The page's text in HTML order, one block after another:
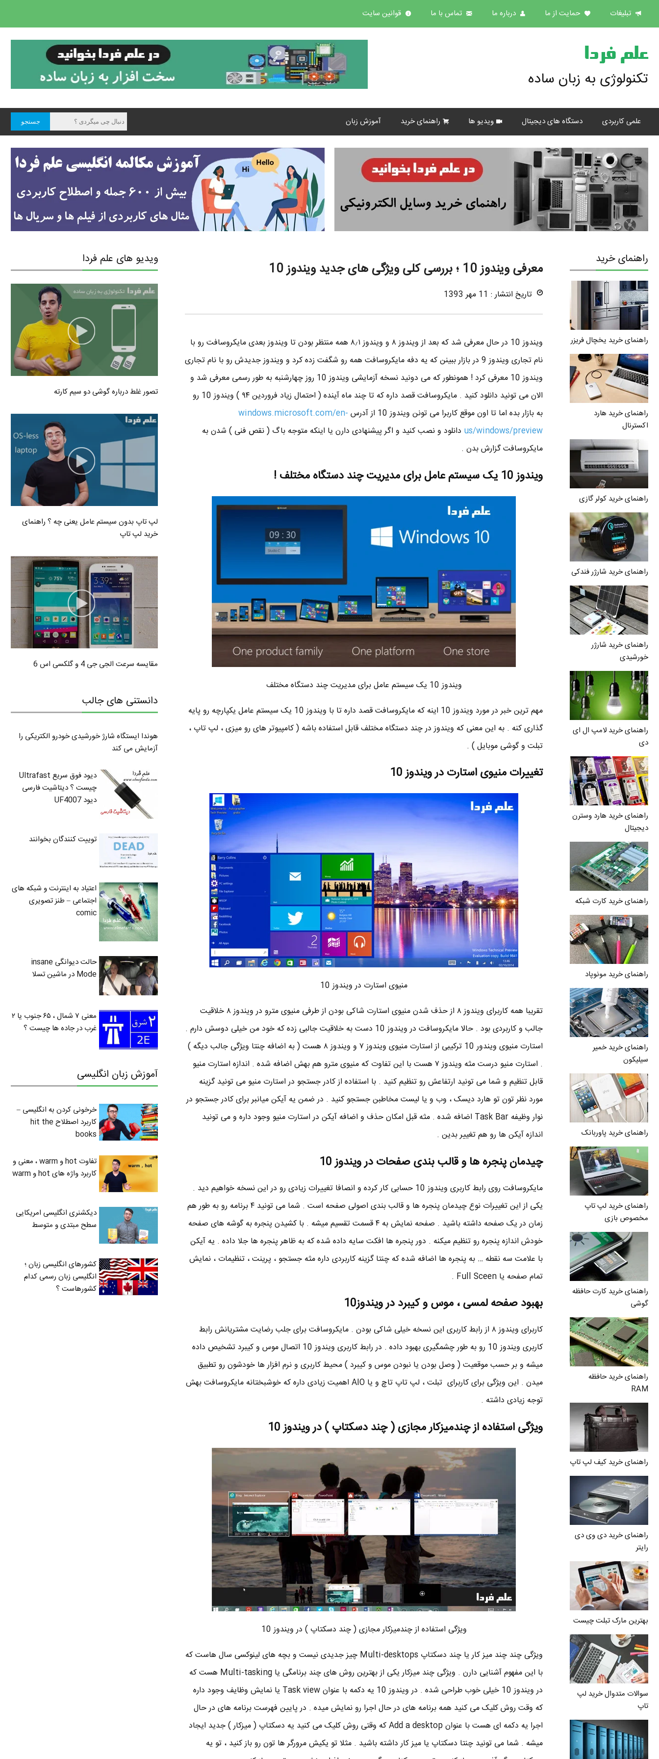
تبلیغات حمایت از ما درباره ما تماس با ما قوانین سایت
علم فردا
تکنولوژی به زبان ساده
علمی کاربردی دستگاه های دیجیتال ویدیو ها راهنمای خرید آموزش زبان
راهنمای خرید
راهنمای خرید یخچال فریزر
راهنمای خرید هارد
اکسترنال
راهنمای خرید کولر گازی
راهنمای خرید شارژر فندکی
راهنمای خرید شارژر
خورشیدی
راهنمای خرید لامپ ال ای
دی
راهنمای خرید هارد وسترن
دیجیتال
راهنمای خرید کارت شبکه
راهنمای خرید مونوپاد
راهنمای خرید خمیر
سیلیکون
راهنمای خرید پاوربانک
راهنمای خرید لپ تاپ
مخصوص بازی
راهنمای خرید کارت حافظه
گوشی
راهنمای خرید حافظه
RAM
راهنمای خرید کیف لپ تاپ
راهنمای خرید دی وی دی
رایتر
بهترین مارک تبلت چیست
سوالات متدوال خرید لپ
تاپ
معرفی ویندوز 10 ؛ بررسی کلی ویژگی های جدید ویندوز 10
تاریخ انتشار : 11 مهر 1393
ویندوز 10 در حال معرفی شد که بعد از ویندوز ۸ و ویندوز ۸٫۱ همه منتظر بودن تا ویندوز بعدی مایکروسافت رو با
نام تجاری ویندوز 9 در بازار ببینن که یه دفه مایکروسافت همه رو شگفت زده کرد و ویندوز جدیدش رو با نام تجاری
ویندوز 10 معرفی کرد ! همونطور که می دونید نسخه آزمایشی ویندوز 10 روز چهارشنبه به طور رسمی معرفی شد و
الان می تونید دانلود کنید . مایکروسافت قصد داره که تا چند ماه آینده ( احتمال زیاد فروردین ۹۴ ) ویندوز 10 رو
به بازار بده اما تا اون موقع کاربرا می تونن ویندوز 10 از آدرس
windows.microsoft.com/en-
us/windows/preview دانلود و نصب کنید و اگر پیشنهادی دارن یا اینکه متوجه باگ ( نقص فنی ) شدن به
مایکروسافت گزارش بدن .
ویندوز 10 یک سیستم عامل برای مدیریت چند دستگاه مختلف !
ویندوز 10 یک سیستم عامل برای مدیریت چند دستگاه مختلف
مهم ترین خبر در مورد ویندوز 10 اینه که مایکروسافت قصد داره تا با ویندوز 10 یک سیستم عامل یکپارچه رو پایه
گذاری کنه . به این معنی که ویندوز در چند دستگاه مختلف قابل استفاده باشه ( کامپیوتر های رو میزی ، لپ تاپ ،
تبلت و گوشی موبایل ) .
تغییرات منیوی استارت در ویندوز 10
منیوی استارت در ویندوز 10
تقریبا همه کاربرای ویندوز ۸ از حذف شدن منیوی استارت شاکی بودن از طرفی منیوی مترو در ویندوز ۸ خلاقیت
جالب و کاربردی بود . حالا مایکروسافت در ویندوز 10 دست به خلاقیت جالبی زده که خود من خیلی دوسش دارم .
استارت منیوی ویندور 10 ترکیبی از استارت منیوی ویندوز ۷ و ویندوز ۸ هست ( به اضافه چنتا ویژگی جالب دیگه )
. استارت منیو درست مثه ویندوز ۷ هست با این تفاوت که منیوی مترو هم بهش اضافه شده . اندازه استارت منیو
قابل تنظیم و شما می تونید ارتفاعش رو تنظیم کنید . با استفاده از کادر جستجو در استارت منیو می تونید گزینه
مورد نظر تون تو هارد دیسک ، وب و یا لیست مخاطبن جستجو کنید . در ضمن یه آیکن میانبر برای کادر جستجو در
نوار وظیفه Task Bar اضافه شده . مثه قبل امکان حذف و اضافه آیکن در استارت منیو وجود داره و می تونید
اندازه آیکن ها رو هم تغییر بدین .
چیدمان پنجره ها و قالب بندی صفحات در ویندوز 10
مایکروسافت روی رابط کاربری ویندوز 10 حسابی کار کرده و انصافا تغییرات زیادی رو در این نسخه خواهیم دید .
یکی از این تغییرات نوع چیدمان پنجره ها و قالب بندی اصولی صفحه است . شما می تونید ۴ برنامه رو به طور هم
زمان در یک صفحه داشته باشید . صفحه نمایش به ۴ قسمت تقسیم میشه . با کشیدن پنجره به گوشه های صفحه
خودش اندازه پنجره رو تنظیم میکنه . دور پنجره ها افکت سایه داده شده که به ظاهر پنجره ها جلا داده . یه آیکن
با علامت سه نقطه … به پنجره ها اضافه شده که چنتا گزینه کاربردی داره مثه جستجو ، پرینت ، تنظیمات ، نمایش
تمام صفحه یا Full Sceen .
بهبود صفحه لمسی ، موس و کیبرد در ویندوز10
کاربرای ویندوز ۸ از رابط کاربری این نسخه خیلی شاکی بودن . مایکروسافت برای جلب رضایت مشتریانش رابط
کاربری ویندوز 10 رو به طور چشمگیری بهبود داده . در رابط کاربری ویندوز 10 اتصال موس و کیبرد تشخیص داده
میشه و بر حسب موقعیت ( وصل بودن یا نبودن موس و کیبرد ) محیط کاربری و نرم افزار ها خودشون رو تطبیق
میدن . این ویژگی برای کاربرای تبلت ، لپ تاپ تاچ و یا AIO اهمیت زیادی داره که خوشبختانه مایکروسافت بهش
توجه زیادی داشته .
ویژگی استفاده از چندمیزکار مجازی ( چند دسکتاپ ) در ویندوز 10
ویژگی استفاده از چندمیزکار مجازی ( چند دسکتاپ ) در ویندوز 10
ویژگی چند چند میز کار یا چند دسکتاپ Multi-desktops چیز جدیدی نیست و بچه های لینوکسی سال هاست که
با این مفهوم آشنایی دارن . ویژگی چند میزکار یکی از بهترین روش های چند برنامگی یا Multi-tasking هست که
در ویندوز 10 خیلی خوب طراحی شده . در ویندوز 10 یه دکمه با عنوان Task view یا نمایش وظایف وجود داره
که وقت روش کلیک می کنید همه برنامه های در حال اجرا رو نمایش میده . در پایین فهرست برنامه های در حال
اجرا یه دکمه ای هست با عنوان Add a desktop که وقتی روش کلیک می کنید یه دسکتاپ ( میزکار ) جدید ایجاد
میشه . شما می تونید چنتا دسکتاپ یا میز کار داشته باشید . مثلا تو یکیش مرورگر ها تون رو باز کنید ، تو یه
ویدیو های علم فردا
تصور غلط درباره گوشی دو سیم کارته
لپ تاپ بدون سیستم عامل یعنی چه ؟ راهنمای
خرید لپ تاپ
مقایسه سرعت الجی جی 4 و گلکسی اس 6
دانستنی های جالب
هوندا ایستگاه شارژ خورشیدی خودرو الکتریکی را
آزمایش می کند
دیود فوق سریع Ultrafast
چیست ؟ دیتاشیت فارسی
دیود UF4007
توییت کنندگان بخوانند
اعتیاد به اینترنت و شبکه های
اجتماعی – طنز تصویری
comic
حالت دیوانگی insane
Mode در ماشین تسلا
معنی ۷ شمال ، ۶۵ جنوب یا ۲
غرب در جاده ها چیست ؟
آموزش زبان انگلیسی
خرخونی کردن به انگلیسی –
کاربرد اصطلاح hit the
books
تفاوت hot و warm ، معنی و
کاربرد واژه های hot و warm
دیکشنری انگلیسی امریکایی
سطح مبتدی و متوسط
کشورهای انگلیسی زبان ؛
انگلیسی زبان رسمی کدام
کشورهاست ؟